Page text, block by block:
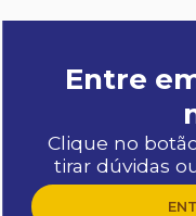
Entre
Clique no
tirar dúvidas